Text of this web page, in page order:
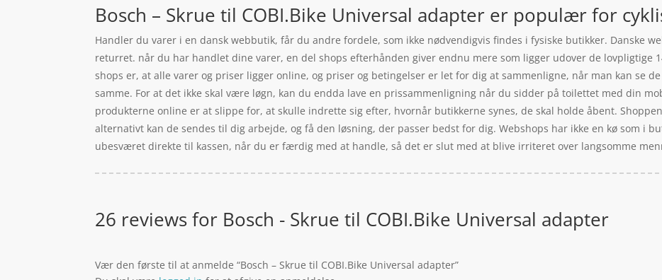
Bosch – Skrue til COBI.Bike Universal adapter er populær for
Handler du varer i en dansk webbutik, får du andre fordele, som ikke nødvendigvis findes i fysiske butikker. Danske
returret. når du har handlet dine varer, en del shops efterhånden giver endnu mere som ligger udover de lovpligtige
shops er, at alle varer og priser ligger online, og priser og betingelser er let for dig at sammenligne, når man kan se
samme. For at det ikke skal være løgn, kan du endda lave en prissammenligning når du sidder på toilettet med din
produkterne online er at slippe for, at skulle indrette sig efter, hvornår butikkerne synes, de skal holde åbent.
alternativt kan de sendes til dig arbejde, og få den løsning, der passer bedst for dig. Webshops har ikke en kø som i
ubesværet direkte til kassen, når du er færdig med at handle, så det er slut med at blive irriteret over langsomme
26 reviews for Bosch - Skrue til COBI.Bike Universal adapter
Vær den første til at anmelde “Bosch – Skrue til COBI.Bike Universal adapter”